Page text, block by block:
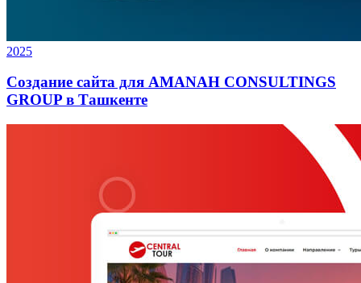
2025
Создание сайта для AMANAH CONSULTINGS
GROUP в Ташкенте